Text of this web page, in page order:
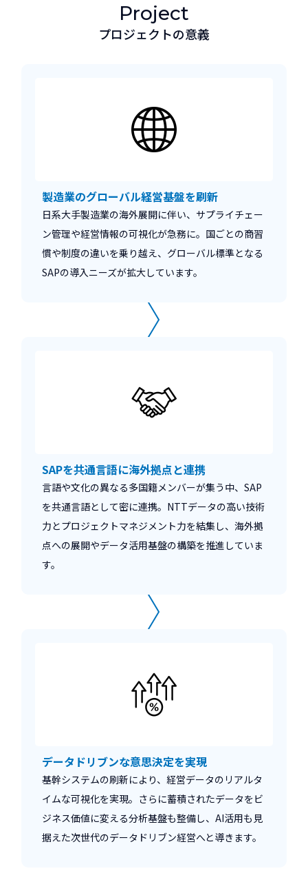
Project
プロジェクトの意義
製造業のグローバル経営基盤を刷新
日系大手製造業の海外展開に伴い、サプライチェー
ン管理や経営情報の可視化が急務に。国ごとの商習
慣や制度の違いを乗り越え、グローバル標準となる
SAPの導入ニーズが拡大しています。
SAPを共通言語に海外拠点と連携
言語や文化の異なる多国籍メンバーが集う中、SAP
を共通言語として密に連携。NTTデータの高い技術
力とプロジェクトマネジメント力を結集し、海外拠
点への展開やデータ活用基盤の構築を推進していま
す。
データドリブンな意思決定を実現
基幹システムの刷新により、経営データのリアルタ
イムな可視化を実現。さらに蓄積されたデータをビ
ジネス価値に変える分析基盤も整備し、AI活用も見
据えた次世代のデータドリブン経営へと導きます。